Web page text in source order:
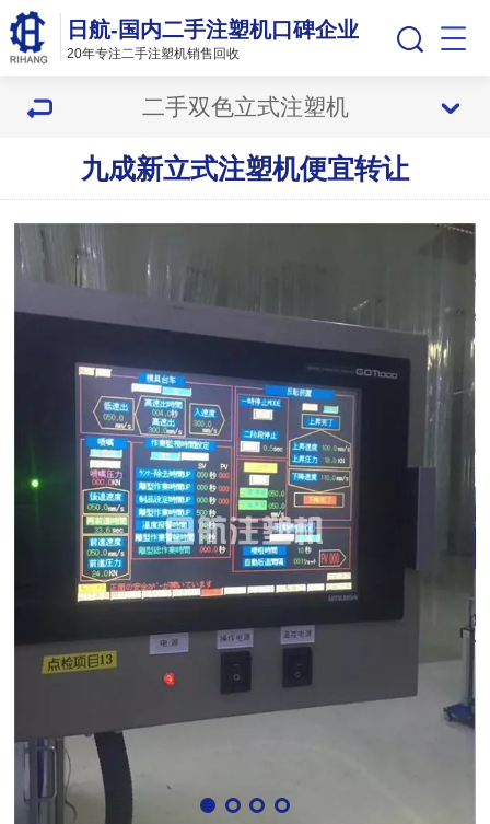
日航-国内二手注塑机口碑企业
20年专注二手注塑机销售回收
二手双色立式注塑机
九成新立式注塑机便宜转让